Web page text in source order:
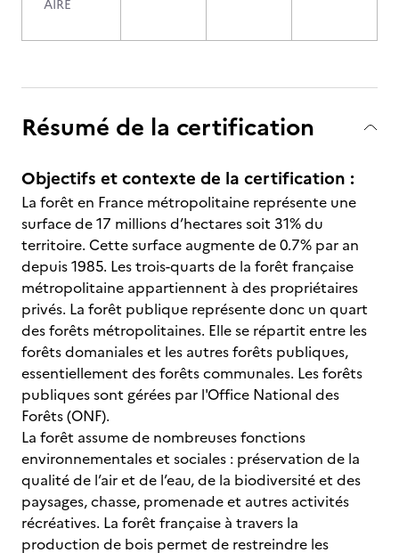
AIRE
Résumé de la certification
Objectifs et contexte de la certification :
La forêt en France métropolitaine représente une
surface de 17 millions d’hectares soit 31% du
territoire. Cette surface augmente de 0.7% par an
depuis 1985. Les trois-quarts de la forêt française
métropolitaine appartiennent à des propriétaires
privés. La forêt publique représente donc un quart
des forêts métropolitaines. Elle se répartit entre les
forêts domaniales et les autres forêts publiques,
essentiellement des forêts communales. Les forêts
publiques sont gérées par l'Office National des
Forêts (ONF).
La forêt assume de nombreuses fonctions
environnementales et sociales : préservation de la
qualité de l’air et de l’eau, de la biodiversité et des
paysages, chasse, promenade et autres activités
récréatives. La forêt française à travers la
production de bois permet de restreindre les